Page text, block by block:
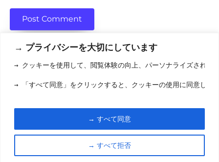
→ プライバシーを大切にしています
→ クッキーを使用して、閲覧体験の向上、パーソナライズされた
→ 「すべて同意」をクリックすると、クッキーの使用に同意した
→ すべて拒否
→ すべて同意
利用規約(りようきやく
© 2026 eigamori.com